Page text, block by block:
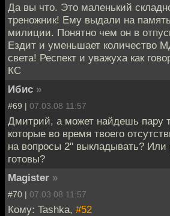
Да вы что. Это маленький
треножник! Ему выдали на
милиции. Понятно чем он в
Ездит и уменьшает количество
света! Респект и уважуха как
КС
Ибис »
#69 | 07.03.08 11:57
Дмитрий, а может найдешь пару
которые во время твоего
на вопросы 2" выкладывать?
готовы?
Magister »
#70 | 07.03.08 11:57
Кому: Tashka, #52